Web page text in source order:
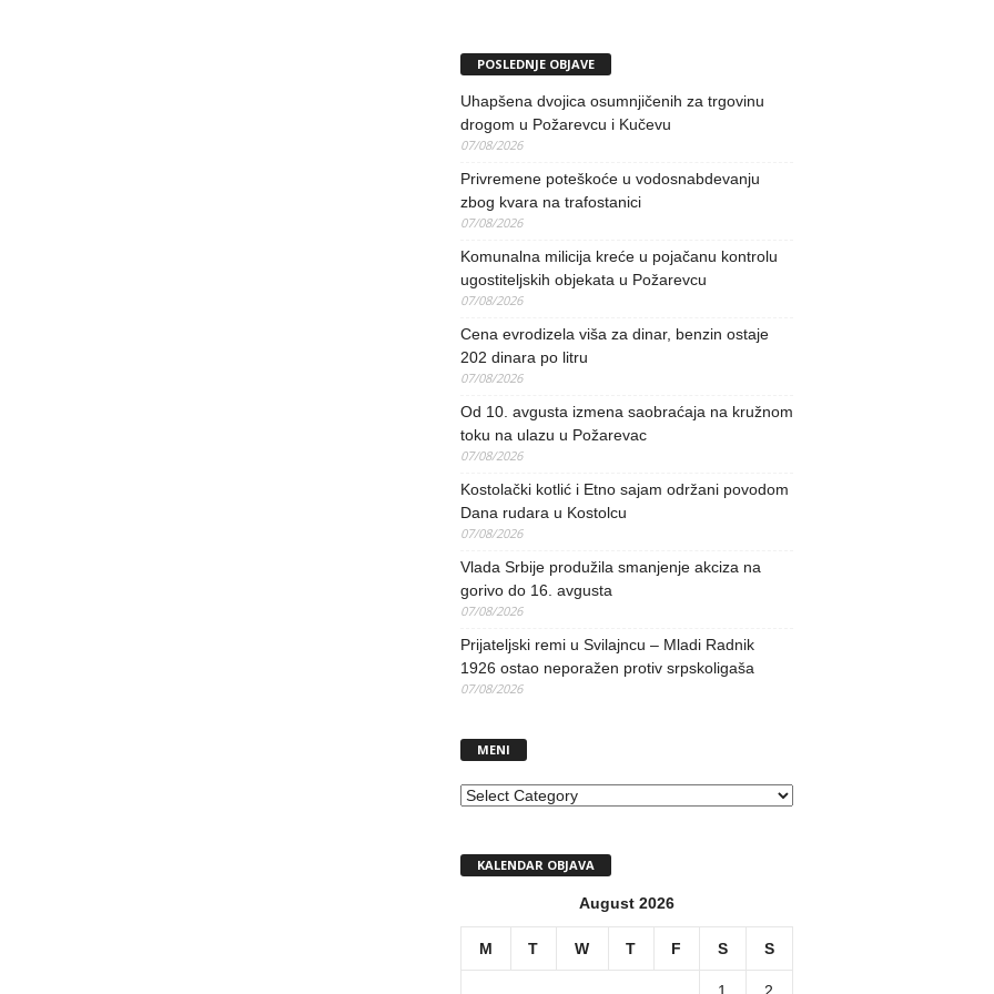
POSLEDNJE OBJAVE
Uhapšena dvojica osumnjičenih za trgovinu
drogom u Požarevcu i Kučevu
07/08/2026
Privremene poteškoće u vodosnabdevanju
zbog kvara na trafostanici
07/08/2026
Komunalna milicija kreće u pojačanu kontrolu
ugostiteljskih objekata u Požarevcu
07/08/2026
Cena evrodizela viša za dinar, benzin ostaje
202 dinara po litru
07/08/2026
Od 10. avgusta izmena saobraćaja na kružnom
toku na ulazu u Požarevac
07/08/2026
Kostolački kotlić i Etno sajam održani povodom
Dana rudara u Kostolcu
07/08/2026
Vlada Srbije produžila smanjenje akciza na
gorivo do 16. avgusta
07/08/2026
Prijateljski remi u Svilajncu – Mladi Radnik
1926 ostao neporažen protiv srpskoligaša
07/08/2026
MENI
MENI
KALENDAR OBJAVA
August 2026
M T W T F S S
1 2